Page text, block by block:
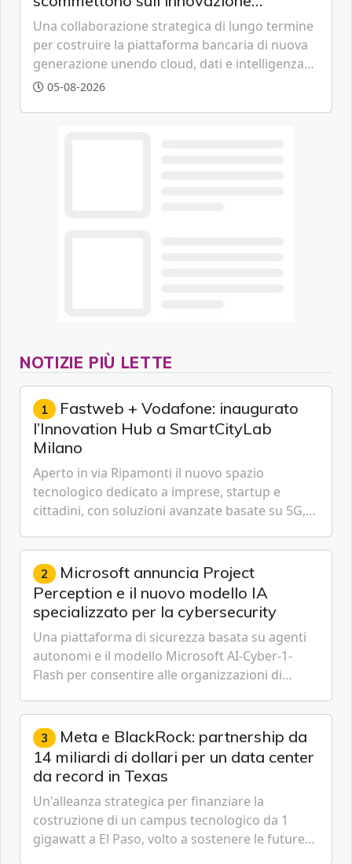
tecnologica
Una collaborazione strategica di lungo termine
per costruire la piattaforma bancaria di nuova
generazione unendo cloud, dati e intelligenza
artificiale.
05-08-2026
NOTIZIE PIÙ LETTE
1 Fastweb + Vodafone: inaugurato
l’Innovation Hub a SmartCityLab
Milano
Aperto in via Ripamonti il nuovo spazio
tecnologico dedicato a imprese, startup e
cittadini, con soluzioni avanzate basate su 5G,
Cybersecurity.
2 Microsoft annuncia Project
Perception e il nuovo modello IA
specializzato per la cybersecurity
Una piattaforma di sicurezza basata su agenti
autonomi e il modello Microsoft AI-Cyber-1-
Flash per consentire alle organizzazioni di
gestione continua del rischio.
3 Meta e BlackRock: partnership da
14 miliardi di dollari per un data center
da record in Texas
Un'alleanza strategica per finanziare la
costruzione di un campus tecnologico da 1
gigawatt a El Paso, volto a sostenere le future